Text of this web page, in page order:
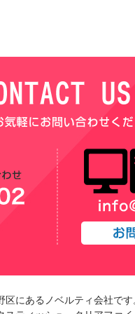
区にあるノベルティ会社です